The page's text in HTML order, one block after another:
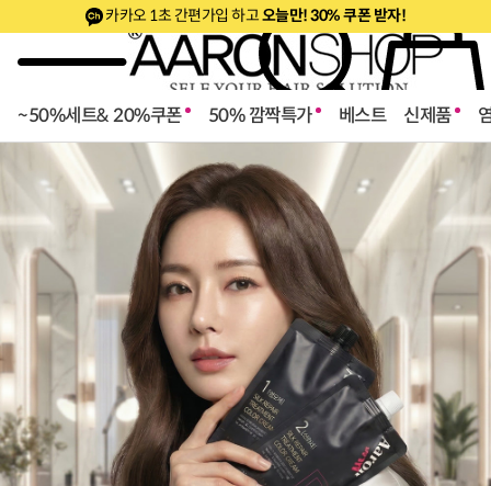
카카오 1초 간편가입 하고오늘만! 30% 쿠폰 받자!
~50%세트& 20%쿠폰 50% 깜짝특가 베스트 신제품
셔널